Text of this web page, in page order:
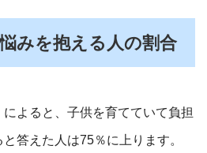
みを抱える人の割合
よると、子供を育てていて負担
答えた人は75％に上ります。